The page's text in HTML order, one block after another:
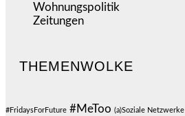
Wohnungspolitik
Zeitungen
THEMENWOLKE
#FridaysForFuture #MeToo (a)Soziale Netzwerke